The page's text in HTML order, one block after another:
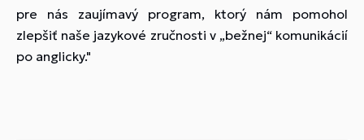
pre nás zaujímavý program, ktorý nám pomohol
zlepšiť naše jazykové zručnosti v „bežnej“ komunikácií
po anglicky."